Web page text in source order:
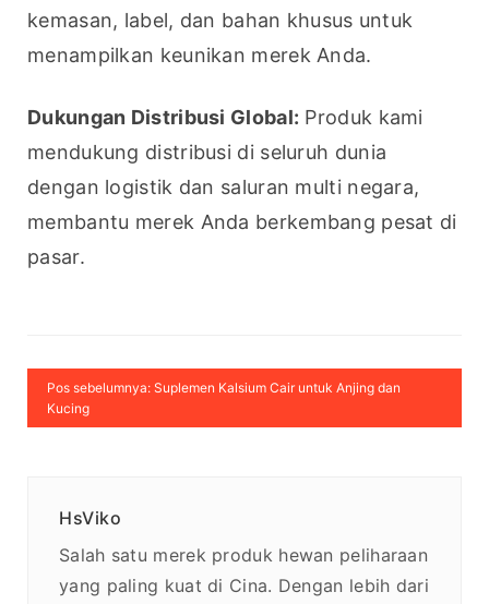
kemasan, label, dan bahan khusus untuk
menampilkan keunikan merek Anda.
Dukungan Distribusi Global: Produk kami
mendukung distribusi di seluruh dunia
dengan logistik dan saluran multi negara,
membantu merek Anda berkembang pesat di
pasar.
Pos sebelumnya: Suplemen Kalsium Cair untuk Anjing dan
Kucing
HsViko
Salah satu merek produk hewan peliharaan
yang paling kuat di Cina. Dengan lebih dari